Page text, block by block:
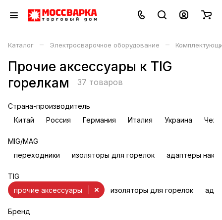
Каталог – Электросварочное оборудование –
Прочие аксессуары к TIG
горелкам
37 товаров
Страна-производитель
Китай
Россия Германия Италия Украина
MIG/MAG
переходники
изоляторы для горелок адаптеры
TIG
изоляторы для горелок
прочие аксессуары
Бренд